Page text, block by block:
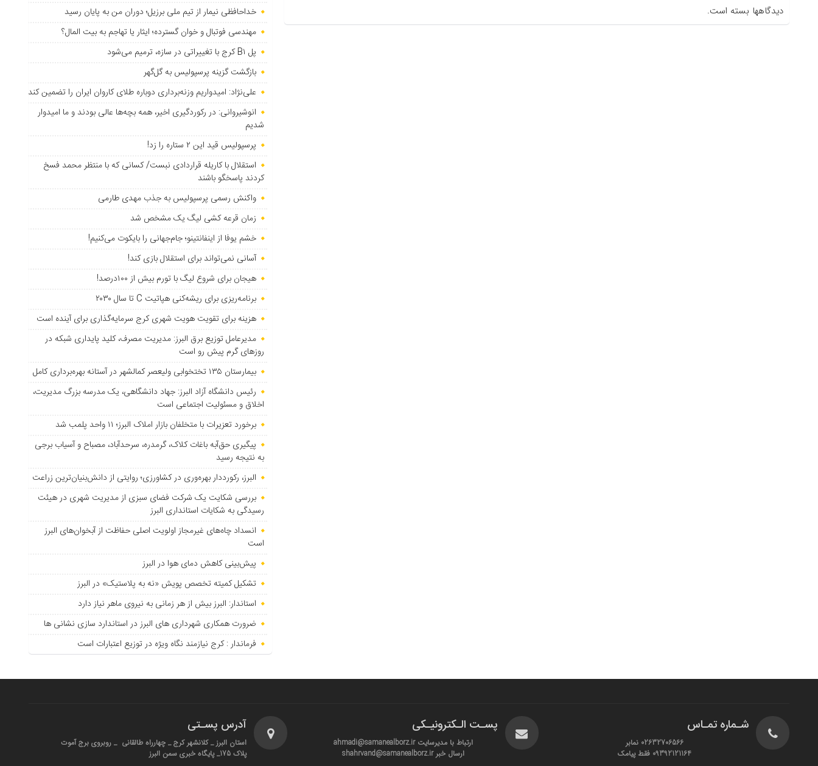
دیدگاهها بسته است.
خداحافظی نیمار از تیم ملی برزیل؛ دوران من به پایان رسید
مهندسی فوتبال و خوان گسترده؛ ایثار یا تهاجم به بیت المال؟
پل B۱ کرج با تغییراتی در سازه، ترمیم می‌شود
بازگشت گزینه پرسپولیس به ‌گل‌گهر
علی‌نژاد: امیدواریم وزنه‌برداری دوباره طلای کاروان ایران را تضمین کند
انوشیروانی: در رکوردگیری اخیر، همه بچه‌ها عالی بودند و ما امیدوار
شدیم
پرسپولیس قید این ۲ ستاره را زد!
استقلال با کاریله قراردادی نبست/ کسانی که با منتظر محمد فسخ
کردند پاسخگو باشند
واکنش رسمی پرسپولیس به جذب مهدی طارمی
زمان قرعه کشی لیگ یک مشخص شد
خشم یوفا از اینفانتینو؛ جام‌جهانی را بایکوت می‌کنیم!
آسانی نمی‌تواند برای استقلال بازی کند!
هیجان برای شروع لیگ با تورم بیش از ۱۰۰درصد!
برنامه‌ریزی برای ریشه‌کنی هپاتیت C تا سال ۲۰۳۰
هزینه برای تقویت هویت شهری کرج سرمایه‌گذاری برای آینده است
مدیرعامل توزیع برق البرز: مدیریت مصرف، کلید پایداری شبکه در
روزهای گرم پیش رو است
بیمارستان ۱۳۵ تختخوابی ولیعصر کمالشهر در آستانه بهره‌برداری کامل
رئیس دانشگاه آزاد البرز: جهاد دانشگاهی، یک مدرسه بزرگ مدیریت،
اخلاق و مسئولیت اجتماعی است
برخورد تعزیرات با متخلفان بازار املاک البرز؛ ۱۱ واحد پلمب شد
پیگیری حق‌آبه باغات کلاک، گرمدره، سرحدآباد، مصباح و آسیاب برجی
به نتیجه رسید
البرز، رکورددار بهره‌وری در کشاورزی؛ روایتی از دانش‌بنیان‌ترین زراعت
بررسی شکایت یک شرکت فضای سبزی از مدیریت شهری در هیئت
رسیدگی به شکایات استانداری البرز
انسداد چاه‌های غیرمجاز اولویت اصلی حفاظت از آبخوان‌های البرز
است
پیش‌بینی کاهش دمای هوا در البرز
تشکیل کمیته تخصص پویش «نه به پلاستیک» در البرز
استاندار: البرز بیش از هر زمانی به نیروی ماهر نیاز دارد
ضرورت همکاری شهرداری های البرز در استاندارد سازی نشانی ها
فرماندار : کرج نیازمند نگاه ویژه در توزیع اعتبارات است
شـماره تمـاس
02632706566 نمابر
09392121164 فقط پیامک
پسـت الـکترونیـکی
ارتباط با مدیرسایت ahmadi@samanealborz.ir
ارسال خبر shahrvand@samanealborz.ir
آدرس پسـتی
استان البرز _ کلانشهر کرج _ چهارراه طالقانی _ روبروی برج آموت
پلاک 175_ پایگاه خبری سمن البرز